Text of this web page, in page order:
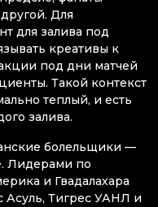
Для
для залива под
креативы к
под дни матчей
Такой контекст
теплый, и есть
залива.
болельщики —
Лидерами по
и Гвадалахара
Асуль, Тигрес УАНЛ и